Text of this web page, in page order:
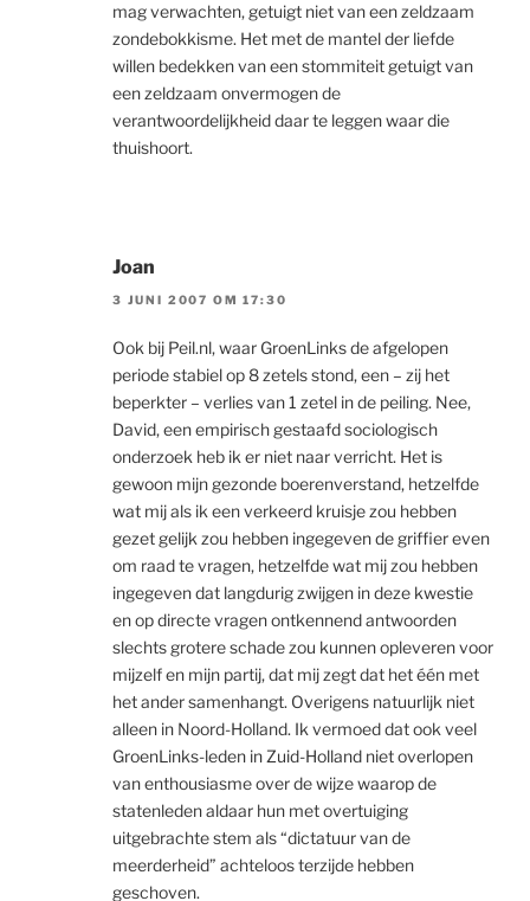
mag verwachten, getuigt niet van een zeldzaam
zondebokkisme. Het met de mantel der liefde
willen bedekken van een stommiteit getuigt van
een zeldzaam onvermogen de
verantwoordelijkheid daar te leggen waar die
thuishoort.
Joan
3 JUNI 2007 OM 17:30
Ook bij Peil.nl, waar GroenLinks de afgelopen
periode stabiel op 8 zetels stond, een – zij het
beperkter – verlies van 1 zetel in de peiling. Nee,
David, een empirisch gestaafd sociologisch
onderzoek heb ik er niet naar verricht. Het is
gewoon mijn gezonde boerenverstand, hetzelfde
wat mij als ik een verkeerd kruisje zou hebben
gezet gelijk zou hebben ingegeven de griffier even
om raad te vragen, hetzelfde wat mij zou hebben
ingegeven dat langdurig zwijgen in deze kwestie
en op directe vragen ontkennend antwoorden
slechts grotere schade zou kunnen opleveren voor
mijzelf en mijn partij, dat mij zegt dat het één met
het ander samenhangt. Overigens natuurlijk niet
alleen in Noord-Holland. Ik vermoed dat ook veel
GroenLinks-leden in Zuid-Holland niet overlopen
van enthousiasme over de wijze waarop de
statenleden aldaar hun met overtuiging
uitgebrachte stem als “dictatuur van de
meerderheid” achteloos terzijde hebben
geschoven.